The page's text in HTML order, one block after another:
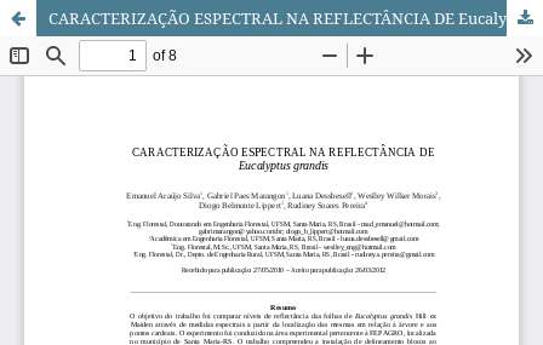
CARACTERIZAÇÃO ESPECTRAL NA REFLECTÂNCIA DE Eucalyptus grandis